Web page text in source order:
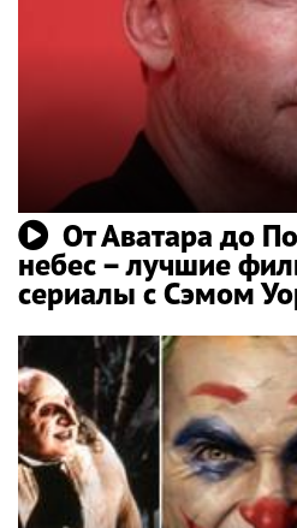
От Аватара до
небес – лучшие
сериалы с Сэмом